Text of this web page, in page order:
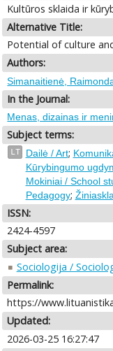
Kultūros sklaida ir
Alternative Title:
Potential of culture
Authors:
Simanaitienė,
In the Journal:
Menas, dizainas ir
Subject terms:
LT Dailė / Art;
Kūrybingumo
Mokiniai / School
Pedagogy;
ISSN:
2424-4597
Subject area:
Sociologija /
Permalink:
https://
Updated:
2026-03-25 16:27:47